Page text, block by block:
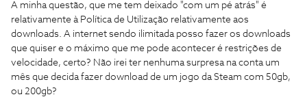
A minha questão, que me tem deixado "com um pé atrás" é
relativamente à Política de Utilização relativamente aos
downloads. A internet sendo ilimitada posso fazer os downloads
que quiser e o máximo que me pode acontecer é restrições de
velocidade, certo? Não irei ter nenhuma surpresa na conta um
mês que decida fazer download de um jogo da Steam com 50gb,
ou 200gb?